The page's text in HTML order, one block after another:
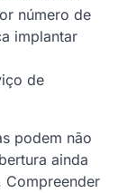
número de
implantar
de
podem não
ainda
Compreender